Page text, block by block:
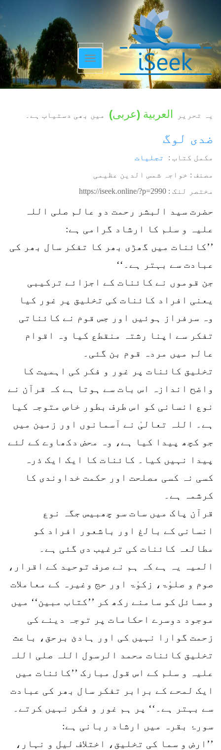
Toggle
navigation
یہ تحریر العربية (عربی) میں بھی دستیاب ہے۔
ضدی لوگ
مکمل کتاب : تجلیات
مصنف : خواجہ شمس الدین عظیمی
مختصر لنک : https://iseek.online/?p=2990
حضرت سید البشر رحمت دو عالم صلی اللہ
علیہ و سلم کا ارشاد گرامی ہے:
’’کائنات میں گھڑی بھر کا تفکر سال بھر کی
عبادت سے بہتر ہے۔‘‘
جن قوموں نے کائنات کے اجزائے ترکیبی
یعنی افراد کائنات کی تخلیق پر غور کیا
وہ سرفراز ہوئیں اور جس قوم نے کائناتی
تفکر سے اپنا رشتہ منقطع کیا وہ اقوام
عالم میں مردہ قوم بن گئی۔
تخلیق کائنات پر غور و فکر کی اہمیت کا
واضح اندازہ اس بات سے ہوتا ہے کہ قرآن نے
نوع انسانی کو اس طرف بطور خاص متوجہ کیا
ہے۔ اللہ تعالیٰ نے آسمانوں اور زمین میں
جو کچھ پیدا کیا ہے، وہ محض دکھاوے کے لئے
پیدا نہیں کیا۔ کائنات کا ایک ایک ذرہ
کسی نہ کسی مصلحت اور حکمت خداوندی کا
کرشمہ ہے۔
قرآن پاک میں سات سو چھبیس جگہ نوع
انسانی کے بالغ اور باشعور افراد کو
مطالعہ کائنات کی ترغیب دی گئی ہے۔
المیہ یہ ہے کہ ہم نے صرف توحید کے اقرار،
صوم و صلوٰۃ، زکوٰۃ اور حج وغیرہ کے معاملات
ومسائل کو سامنے رکھ کر ’’کتاب مبین‘‘ میں
موجود دوسرے احکامات پر توجہ دینے کی
زحمت گوارا نہیں کی اور ہادئ برحق، باعث
تخلیق کائنات محمد الرسول اللہ صلی اللہ
علیہ و سلم کے اس قول مبارک ’’کائنات میں
ایک لمحے کے برابر تفکر سال بھر کی عبادت
سے بہتر ہے۔‘‘ پر ہم غور و فکر نہیں کرتے۔
سورۂ بقرہ میں ارشاد ربانی ہے:
’’ارض و سما کی تخلیق، اختلاف لیل و نہار،